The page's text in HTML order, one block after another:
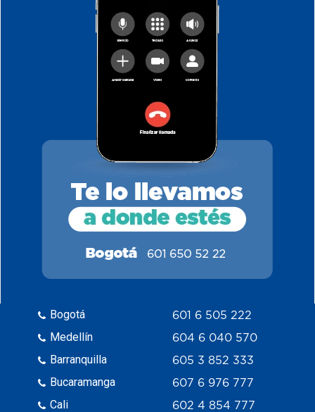
Bogotá
Medellín
Barranquilla
Bucaramanga
Cali
601 6 505 222
604 6 040 570
605 3 852 333
607 6 976 777
602 4 854 777